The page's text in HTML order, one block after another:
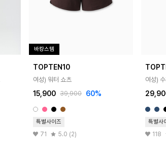
바캉스템
TOPTEN10
여성) 워터 쇼츠
15,900 39,900 60%
특별사이즈
71 5.0 (2)
여성)
특별사
118